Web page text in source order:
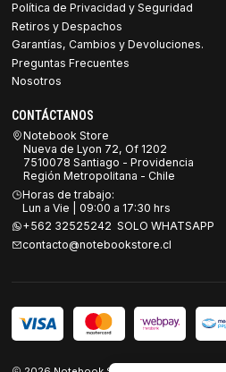
Política de Privacidad y Seguridad
Retiros y Despachos
Garantías, Cambios y Devoluciones.
Preguntas Frecuentes
Nosotros
CONTÁCTANOS
Notebook Store
Nueva de Lyon 72, Of 1202
7510078 Santiago - Providencia
Región Metropolitana - Chile
Horas de trabajo:
Lun a Vie | 09:00 a 17:30 hrs
+562 32525242 SOLO WHATSAPP
contacto@notebookstore.cl